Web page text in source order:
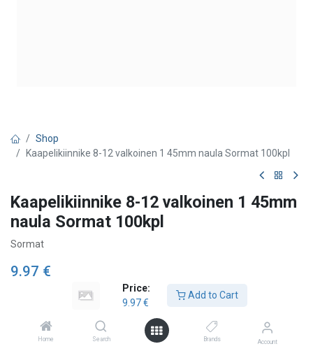
Price:
9.97€
Add to Cart
Home Search Brands Account
Shop
Kaapelikiinnike 8-12 valkoinen 1 45mm naula Sormat 100kpl
Kaapelikiinnike 8-12 valkoinen 1 45mm
naula Sormat 100kpl
Sormat
9.97 €
Add to Cart